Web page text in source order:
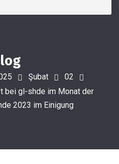
Şubat
02
bei gl-shde im Monat der
2023 im Einigung